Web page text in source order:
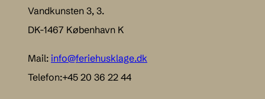
Vandkunsten 3, 3.
DK-1467 København K
Mail: info@feriehusklage.dk
Telefon:+45 20 36 22 44